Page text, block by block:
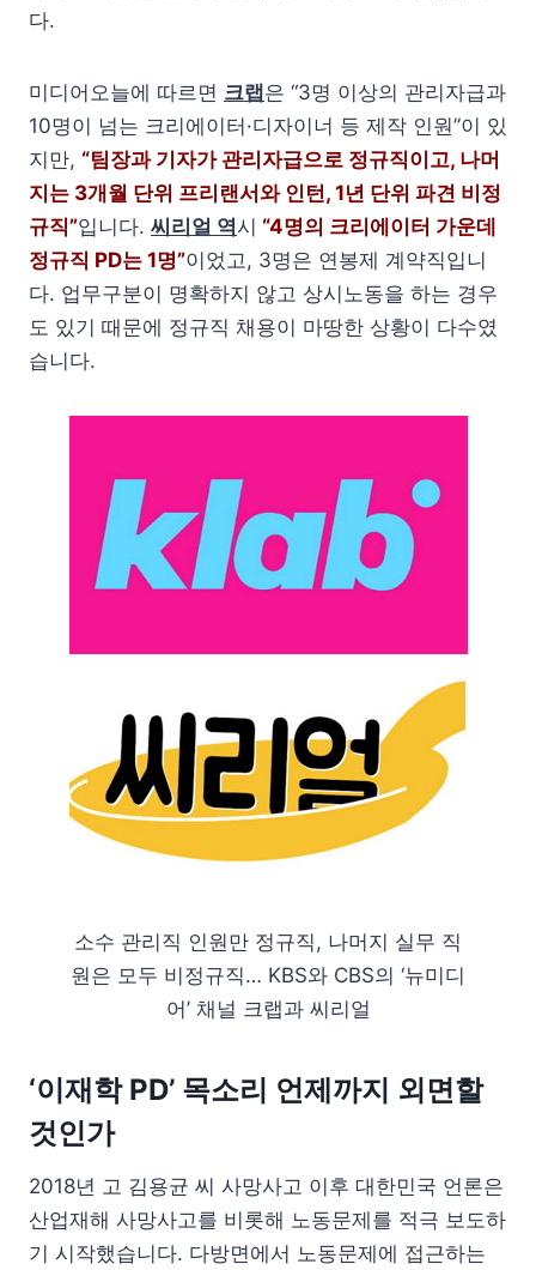
다.
미디어오늘에 따르면 크랩은 “3명 이상의 관리자급과
10명이 넘는 크리에이터·디자이너 등 제작 인원”이 있
지만, “팀장과 기자가 관리자급으로 정규직이고, 나머
지는 3개월 단위 프리랜서와 인턴, 1년 단위 파견 비정
규직”입니다. 씨리얼 역시 “4명의 크리에이터 가운데
정규직 PD는 1명”이었고, 3명은 연봉제 계약직입니
다. 업무구분이 명확하지 않고 상시노동을 하는 경우
도 있기 때문에 정규직 채용이 마땅한 상황이 다수였
습니다.
소수 관리직 인원만 정규직, 나머지 실무 직
원은 모두 비정규직… KBS와 CBS의 ‘뉴미디
어’ 채널 크랩과 씨리얼
‘이재학 PD’ 목소리 언제까지 외면할
것인가
2018년 고 김용균 씨 사망사고 이후 대한민국 언론은
산업재해 사망사고를 비롯해 노동문제를 적극 보도하
기 시작했습니다. 다방면에서 노동문제에 접근하는